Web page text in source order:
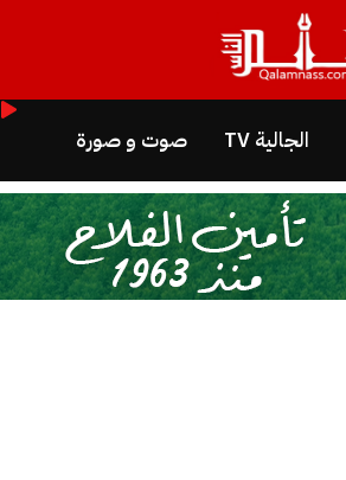
الجالية TV صوت و صورة